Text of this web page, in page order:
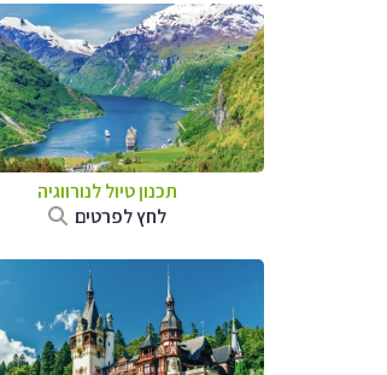
תכנון טיול לנורווגיה
לחץ לפרטים